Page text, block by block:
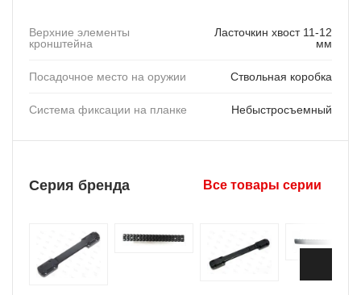
Верхние элементы
кронштейна
Ласточкин хвост 11-12
мм
Посадочное место на оружии Ствольная коробка
Система фиксации на планке Небыстросъемный
Серия бренда Все товары серии